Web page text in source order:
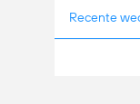
Recente